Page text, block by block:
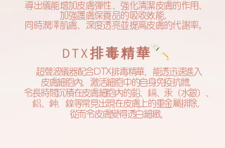
導出儀能增加皮膚彈性、 強化清潔皮膚的作用、
加強護膚保養品的吸收效能，
同時潤澤肌膚、深度透亮並提高皮膚的代謝率。
DTX排毒精華
超聲波儀器配合DTX排毒精華，
能透迅速進入
皮膚細胞內， 激活細胞中的自身免疫抗體，
令長時間沉積在皮膚細胞內的鉛、鎘、汞（水銀）、
鋁、鉮，鎳等常見出現在皮膚上的重金屬排除，
從而令皮膚變得透白細緻。